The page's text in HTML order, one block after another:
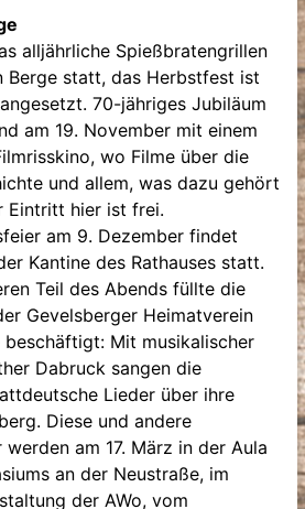
alljährliche Spießbratengrillen
Berge statt, das Herbstfest ist
70-jähriges Jubiläum
am 19. November mit einem
wo Filme über die
und allem, was dazu gehört
Eintritt hier ist frei.
am 9. Dezember findet
Kantine des Rathauses statt.
Teil des Abends füllte die
Gevelsberger Heimatverein
Mit musikalischer
Dabruck sangen die
Lieder über ihre
Diese und andere
am 17. März in der Aula
an der Neustraße, im
der AWo, vom